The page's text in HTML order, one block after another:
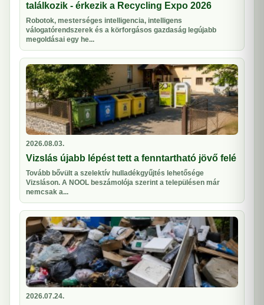
találkozik - érkezik a Recycling Expo 2026
Robotok, mesterséges intelligencia, intelligens
válogatórendszerek és a körforgásos gazdaság legújabb
megoldásai egy he...
2026.08.03.
Vizslás újabb lépést tett a fenntartható jövő felé
Tovább bővült a szelektív hulladékgyűjtés lehetősége
Vizsláson. A NOOL beszámolója szerint a településen már
nemcsak a...
2026.07.24.